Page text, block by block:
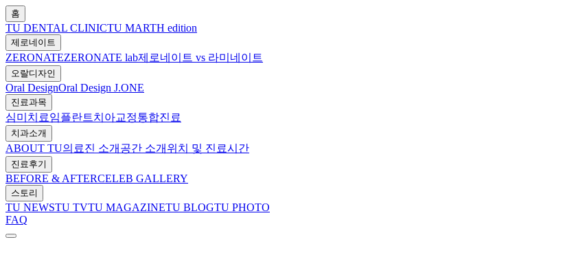
홈
TU DENTAL CLINICTU MARTH edition
제로네이트
ZERONATEZERONATE lab제로네이트 vs 라미네이트
오랄디자인
Oral DesignOral Design J.ONE
진료과목
심미치료임플란트치아교정통합진료
치과소개
ABOUT TU의료진 소개 공간 소개 위치 및 진료시간
진료후기
BEFORE & AFTERCELEB GALLERY
스토리
TU NEWSTU TVTU MAGAZINETU BLOGTU PHOTO
FAQ